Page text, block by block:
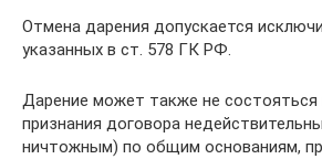
Отмена дарения допускается
указанных в ст. 578 ГК РФ.
Дарение может также не состояться
признания договора
ничтожным) по общим основаниям,